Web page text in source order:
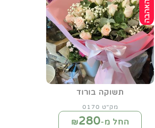
תשוקה בורוד
מק"ט 0170
החל מ-₪280